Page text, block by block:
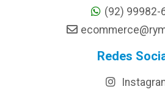
(92) 99982-
Redes